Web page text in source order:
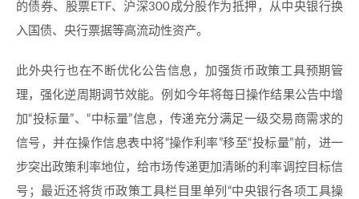
的债券、股票ETF、沪深300成分股作为抵押，从中央银行换
入国债、央行票据等高流动性资产。
此外央行也在不断优化公告信息，加强货币政策工具预期管
理，强化逆周期调节效能。例如今年将每日操作结果公告中增
加“投标量”、“中标量”信息，传递充分满足一级交易商需求的
信号，并在操作信息表中将“操作利率”移至“投标量”前，进一
步突出政策利率地位，给市场传递更加清晰的利率调控目标信
号；最近还将货币政策工具栏目里单列“中央银行各项工具操